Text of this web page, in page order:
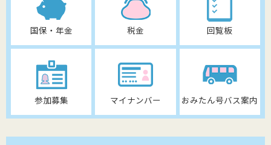
国保・年金 税金 回覧板
参加募集 マイナンバー おみたん号バス案内